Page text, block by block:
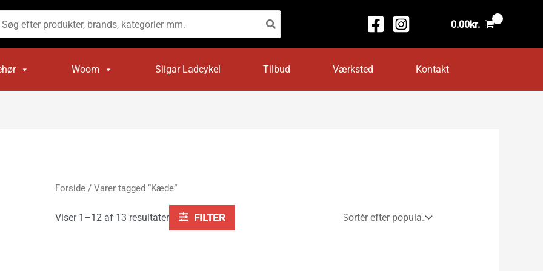
0.00kr.
Woom Siigar Ladcykel Tilbud Værksted Kontakt
Forside/ Varer tagged “Kæde”
Viser 1–12 af 13 resultater
efter
popularitet
FILTER